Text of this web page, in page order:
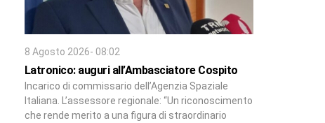
8 Agosto 2026- 08:02
Latronico: auguri all’Ambasciatore Cospito
Incarico di commissario dell’Agenzia Spaziale
Italiana. L’assessore regionale: “Un riconoscimento
che rende merito a una figura di straordinario